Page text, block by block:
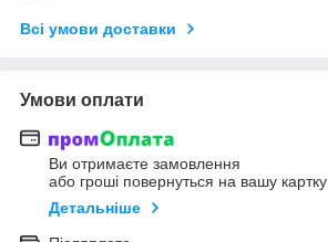
Всі умови доставки
Умови оплати
Ви отримаєте замовлення
або гроші повернуться на вашу картку
Детальніше